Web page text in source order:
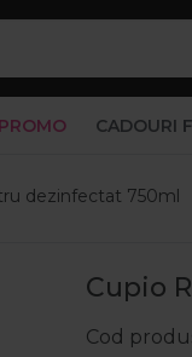
PROMO CADOURI
dezinfectat 750ml
Cupio
Cod